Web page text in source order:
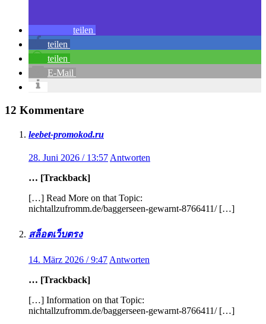
teilen
teilen
teilen
E-Mail
12 Kommentare
leebet-promokod.ru
28. Juni 2026 / 13:57 Antworten
… [Trackback]
[…] Read More on that Topic:
nichtallzufromm.de/baggerseen-gewarnt-8766411/ […]
สล็อตเว็บตรง
14. März 2026 / 9:47 Antworten
… [Trackback]
[…] Information on that Topic:
nichtallzufromm.de/baggerseen-gewarnt-8766411/ […]